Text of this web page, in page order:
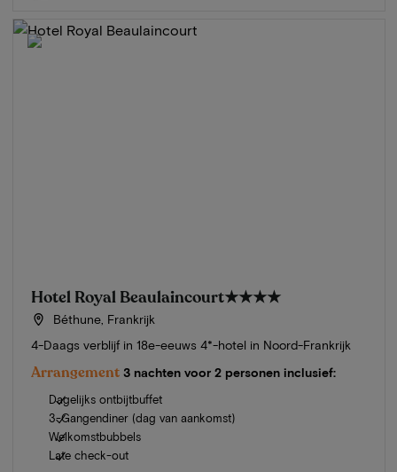
Hotel Royal Beaulaincourt★★★★
Béthune, Frankrijk
4-Daags verblijf in 18e-eeuws 4*-hotel in Noord-Frankrijk
Arrangement 3 nachten voor 2 personen inclusief:
Dagelijks ontbijtbuffet
3-Gangendiner (dag van aankomst)
Welkomstbubbels
Late check-out